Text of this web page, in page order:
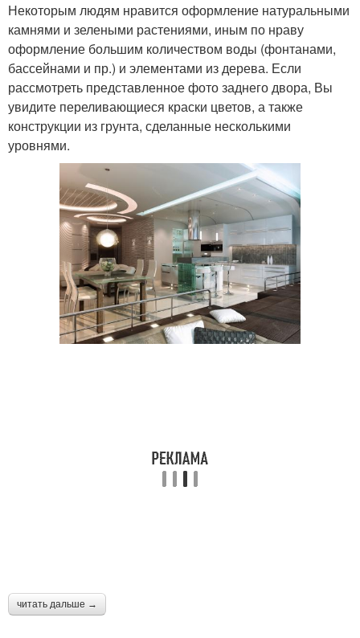
Некоторым людям нравится оформление натуральными
камнями и зелеными растениями, иным по нраву
оформление большим количеством воды (фонтанами,
бассейнами и пр.) и элементами из дерева. Если
рассмотреть представленное фото заднего двора, Вы
увидите переливающиеся краски цветов, а также
конструкции из грунта, сделанные несколькими
уровнями.
читать дальше →